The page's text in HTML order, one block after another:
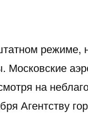
режиме,
Московские
на
Агентству